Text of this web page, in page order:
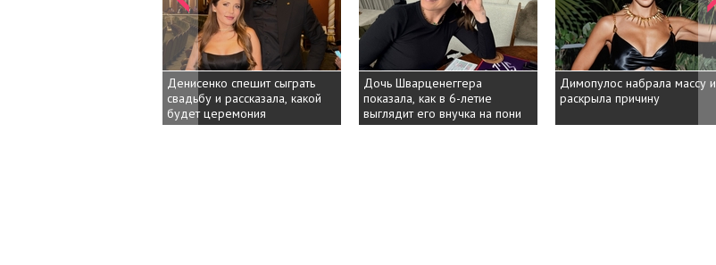
Денисенко спешит сыграть
свадьбу и рассказала, какой
будет церемония
Дочь Шварценеггера
показала, как в 6-летие
выглядит его внучка на пони
Димопулос набрала массу и
раскрыла причину